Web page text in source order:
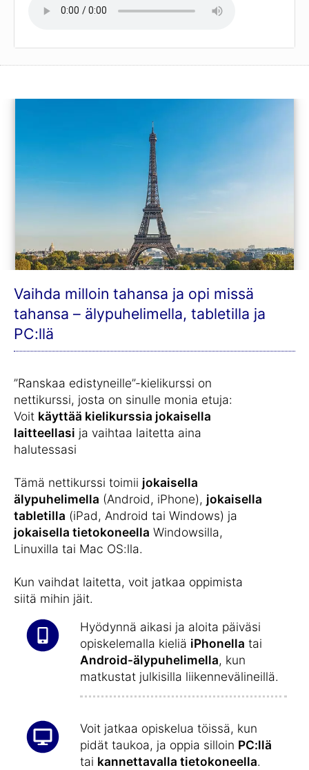
Vaihda milloin tahansa ja opi missä
tahansa – älypuhelimella, tabletilla ja
PC:llä
”Ranskaa edistyneille”-kielikurssi on
nettikurssi, josta on sinulle monia etuja:
Voit käyttää kielikurssia jokaisella
laitteellasi ja vaihtaa laitetta aina
halutessasi
Tämä nettikurssi toimii jokaisella
älypuhelimella (Android, iPhone), jokaisella
tabletilla (iPad, Android tai Windows) ja
jokaisella tietokoneella Windowsilla,
Linuxilla tai Mac OS:lla.
Kun vaihdat laitetta, voit jatkaa oppimista
siitä mihin jäit.
Hyödynnä aikasi ja aloita päiväsi
opiskelemalla kieliä iPhonella tai
Android-älypuhelimella, kun
matkustat julkisilla liikennevälineillä.
Voit jatkaa opiskelua töissä, kun
pidät taukoa, ja oppia silloin PC:llä
tai kannettavalla tietokoneella.